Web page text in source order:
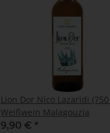
Lion Dor Nico Lazaridi (750 ml)
Weißwein Malagouzia
9,90 € *